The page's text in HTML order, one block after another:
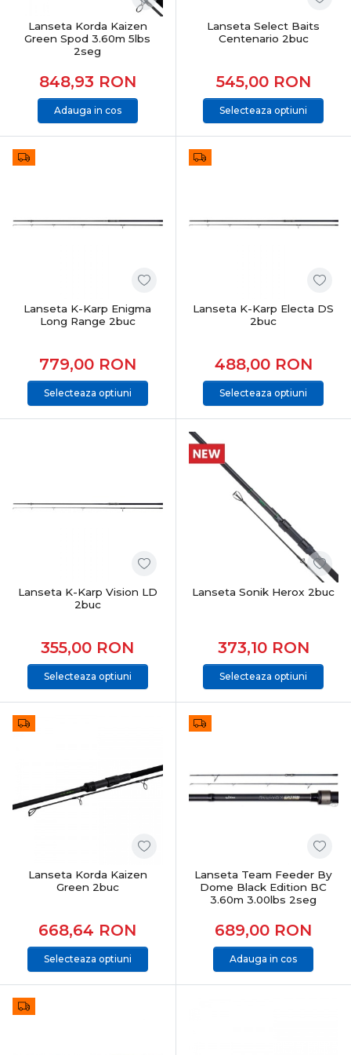
Lanseta Korda Kaizen
Green Spod 3.60m 5lbs
2seg
848,93 RON
Adauga in cos
Lanseta Select Baits
Centenario 2buc
545,00 RON
Selecteaza optiuni
Lanseta K-Karp Enigma
Long Range 2buc
779,00 RON
Selecteaza optiuni
Lanseta K-Karp Electa DS
2buc
488,00 RON
Selecteaza optiuni
Lanseta K-Karp Vision LD
2buc
355,00 RON
Selecteaza optiuni
Lanseta Sonik Herox 2buc
373,10 RON
Selecteaza optiuni
Lanseta Korda Kaizen
Green 2buc
668,64 RON
Selecteaza optiuni
Lanseta Team Feeder By
Dome Black Edition BC
3.60m 3.00lbs 2seg
689,00 RON
Adauga in cos